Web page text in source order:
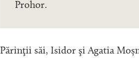
Prohor.
Părinţii săi, Isidor şi Agatia